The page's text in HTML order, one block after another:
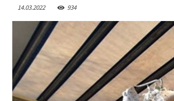
14.03.2022 934